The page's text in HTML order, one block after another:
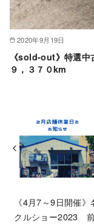
2020年9月19日
《sold-out》特選
９，３７０km
《4月7～9日開催
クルショー2023